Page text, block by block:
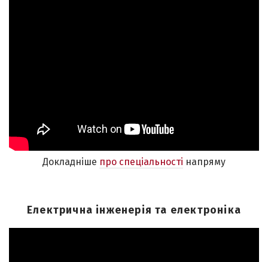
Докладніше про спеціальності напряму
Електрична інженерія та електроніка